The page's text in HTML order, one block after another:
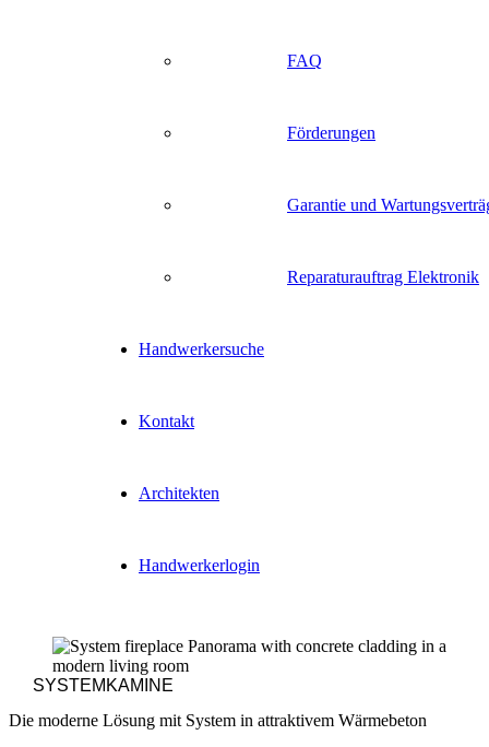
FAQ
Förderungen
Garantie und
Reparaturauftrag Elektronik
Handwerkersuche
Kontakt
Architekten
Handwerkerlogin
SYSTEMKAMINE
Die moderne Lösung mit System in attraktivem Wärmebeton